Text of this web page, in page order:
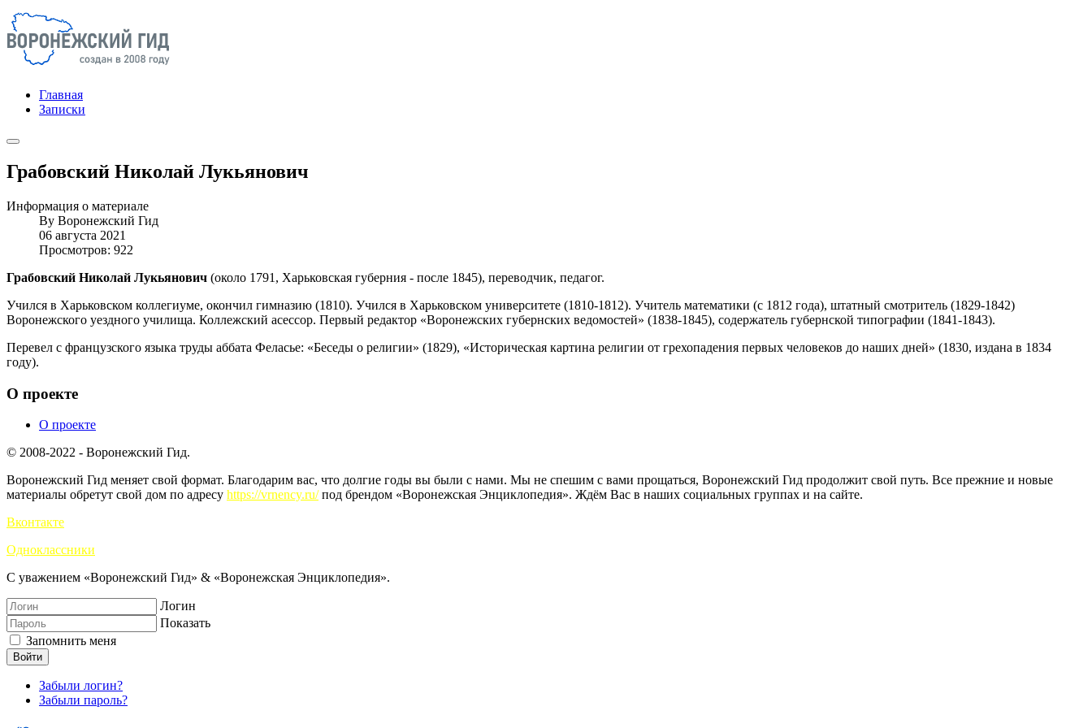
Главная
Записки
Грабовский Николай Лукьянович
Информация о материале
By Воронежский Гид
06 августа 2021
Просмотров: 922
Грабовский Николай Лукьянович (около 1791, Харьковская губерния - после 1845), переводчик, педагог.
Учился в Харьковском коллегиуме, окончил гимназию (1810). Учился в Харьковском университете (1810-1812). Учитель математики (с 1812 года), штатный смотритель (1829-1842)
Воронежского уездного училища. Коллежский асессор. Первый редактор «Воронежских губернских ведомостей» (1838-1845), содержатель губернской типографии (1841-1843).
Перевел с французского языка труды аббата Феласье: «Беседы о религии» (1829), «Историческая картина религии от грехопадения первых человеков до наших дней» (1830, издана в 1834
году).
О проекте
О проекте
© 2008-2022 - Воронежский Гид.
Воронежский Гид меняет свой формат. Благодарим вас, что долгие годы вы были с нами. Мы не спешим с вами прощаться, Воронежский Гид продолжит свой путь. Все прежние и новые
материалы обретут свой дом по адресу https://vrnency.ru/под брендом «Воронежская Энциклопедия». Ждём Вас в наших социальных группах и на сайте.
Вконтакте
Одноклассники
С уважением «Воронежский Гид» & «Воронежская Энциклопедия».
Логин
Показать
Запомнить меня
Войти
Забыли логин?
Забыли пароль?